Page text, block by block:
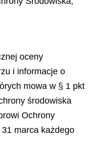
oceny
i informacje o
mowa w § 1 pkt
środowiska
Ochrony
marca każdego